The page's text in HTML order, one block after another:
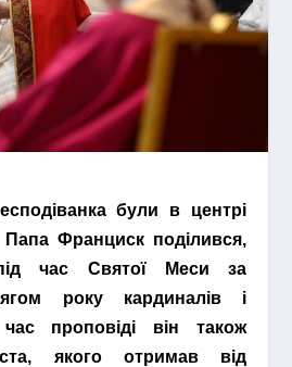
були в центрі
Папа Франциск поділився,
час Святої Меси за
року кардиналів і
проповіді він також
якого отримав від